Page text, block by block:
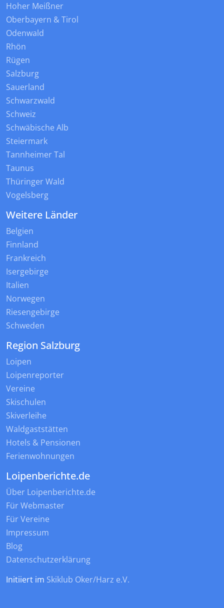
Hoher Meißner
Oberbayern & Tirol
Odenwald
Rhön
Rügen
Salzburg
Sauerland
Schwarzwald
Schweiz
Schwäbische Alb
Steiermark
Tannheimer Tal
Taunus
Thüringer Wald
Vogelsberg
Weitere Länder
Belgien
Finnland
Frankreich
Isergebirge
Italien
Norwegen
Riesengebirge
Schweden
Region Salzburg
Loipen
Loipenreporter
Vereine
Skischulen
Skiverleihe
Waldgaststätten
Hotels & Pensionen
Ferienwohnungen
Loipenberichte.de
Über Loipenberichte.de
Für Webmaster
Für Vereine
Impressum
Blog
Datenschutzerklärung
Initiiert im Skiklub Oker/Harz e.V.